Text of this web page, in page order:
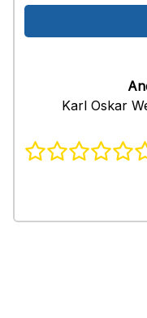
Karl Oskar